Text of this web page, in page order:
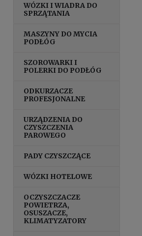
WÓZKI I WIADRA DO
SPRZĄTANIA
MASZYNY DO MYCIA
PODŁÓG
SZOROWARKI I
POLERKI DO PODŁÓG
ODKURZACZE
PROFESJONALNE
URZĄDZENIA DO
CZYSZCZENIA
PAROWEGO
PADY CZYSZCZĄCE
WÓZKI HOTELOWE
OCZYSZCZACZE
POWIETRZA,
OSUSZACZE,
KLIMATYZATORY